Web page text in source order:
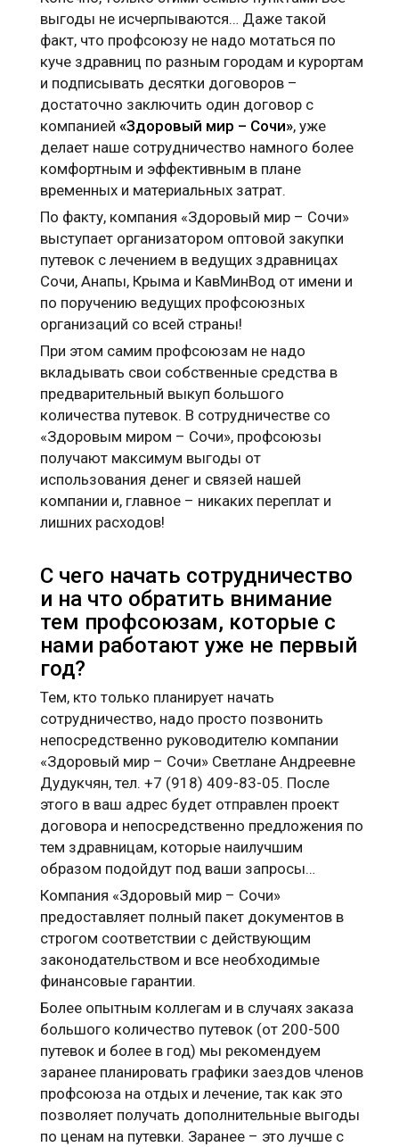
выгоды не исчерпываются… Даже такой
факт, что профсоюзу не надо мотаться по
куче здравниц по разным городам и курортам
и подписывать десятки договоров –
достаточно заключить один договор с
компанией «Здоровый мир – Сочи», уже
делает наше сотрудничество намного более
комфортным и эффективным в плане
временных и материальных затрат.
По факту, компания «Здоровый мир – Сочи»
выступает организатором оптовой закупки
путевок с лечением в ведущих здравницах
Сочи, Анапы, Крыма и КавМинВод от имени и
по поручению ведущих профсоюзных
организаций со всей страны!
При этом самим профсоюзам не надо
вкладывать свои собственные средства в
предварительный выкуп большого
количества путевок. В сотрудничестве со
«Здоровым миром – Сочи», профсоюзы
получают максимум выгоды от
использования денег и связей нашей
компании и, главное – никаких переплат и
лишних расходов!
С чего начать сотрудничество
и на что обратить внимание
тем профсоюзам, которые с
нами работают уже не первый
год?
Тем, кто только планирует начать
сотрудничество, надо просто позвонить
непосредственно руководителю компании
«Здоровый мир – Сочи» Светлане Андреевне
Дудукчян, тел. +7 (918) 409-83-05. После
этого в ваш адрес будет отправлен проект
договора и непосредственно предложения по
тем здравницам, которые наилучшим
образом подойдут под ваши запросы…
Компания «Здоровый мир – Сочи»
предоставляет полный пакет документов в
строгом соответствии с действующим
законодательством и все необходимые
финансовые гарантии.
Более опытным коллегам и в случаях заказа
большого количество путевок (от 200-500
путевок и более в год) мы рекомендуем
заранее планировать графики заездов членов
профсоюза на отдых и лечение, так как это
позволяет получать дополнительные выгоды
по ценам на путевки. Заранее – это лучше с